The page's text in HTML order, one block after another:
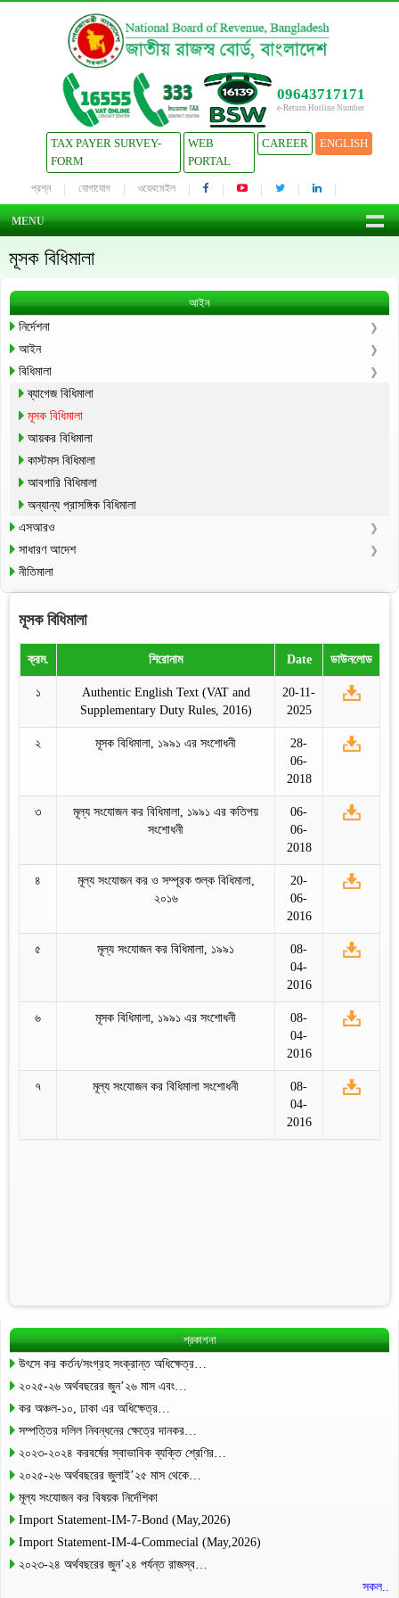
09643717171
e-Return Hotline Number
TAX PAYER SURVEY-
FORM
WEB
PORTAL
CAREER ENGLISH
প্রশ্ন যোগাযোগ ওয়েবমেইল
MENU
মূসক বিধিমালা
আইন
নির্দেশনা
আইন
বিধিমালা
ব্যাগেজ বিধিমালা
মূসক বিধিমালা
আয়কর বিধিমালা
কাস্টমস বিধিমালা
আবগারি বিধিমালা
অন্যান্য প্রাসঙ্গিক বিধিমালা
এসআরও
সাধারণ আদেশ
নীতিমালা
মূসক বিধিমালা
ক্রম. শিরোনাম Date ডাউনলোড
১
Authentic English Text (VAT and
Supplementary Duty Rules, 2016)
20-11-
2025
২ মূসক বিধিমালা, ১৯৯১ এর সংশোধনী
28-
06-
2018
৩
মূল্য সংযোজন কর বিধিমালা, ১৯৯১ এর কতিপয়
সংশোধনী
06-
06-
2018
৪
মূল্য সংযোজন কর ও সম্পূরক শুল্ক বিধিমালা,
২০১৬
20-
06-
2016
৫ মূল্য সংযোজন কর বিধিমালা, ১৯৯১
08-
04-
2016
৬ মূসক বিধিমালা, ১৯৯১ এর সংশোধনী
08-
04-
2016
৭ মূল্য সংযোজন কর বিধিমালা সংশোধনী
08-
04-
2016
প্রকাশনা
উৎসে কর কর্তন/সংগ্রহ সংক্রান্ত অধিক্ষেত্র…
২০২৫-২৬ অর্থবছরের জুন’২৬ মাস এবং…
কর অঞ্চল-১০, ঢাকা এর অধিক্ষেত্র…
সম্পত্তির দলিল নিবন্ধনের ক্ষেত্রে দানকর…
২০২৩-২০২৪ করবর্ষের স্বাভাবিক ব্যক্তি শ্রেণির…
২০২৫-২৬ অর্থবছরের জুলাই’২৫ মাস থেকে…
মূল্য সংযোজন কর বিষয়ক নির্দেশিকা
Import Statement-IM-7-Bond (May,2026)
Import Statement-IM-4-Commecial (May,2026)
২০২৩-২৪ অর্থবছরের জুন’২৪ পর্যন্ত রাজস্ব…
সকল..